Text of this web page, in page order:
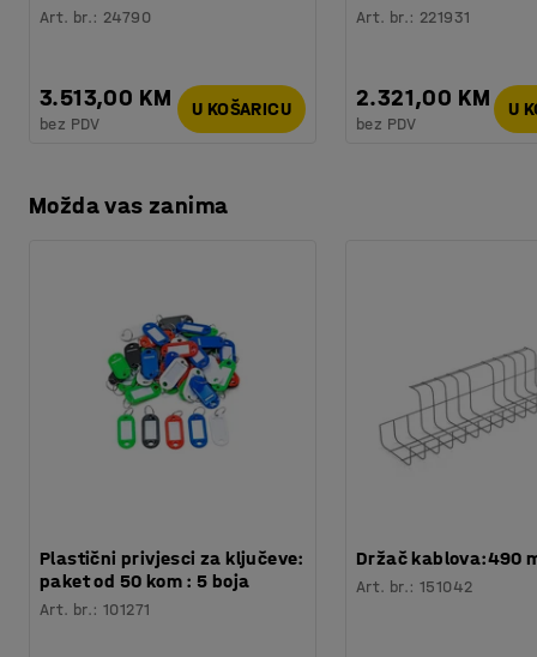
Art. br.: 24790
3.513,00 KM
bez PDV
U KOŠARICU
Art. br.: 221931
2.321,00 KM
bez PDV
U
Možda vas zanima
Plastični privjesci za ključeve:
paket od 50 kom : 5 boja
Art. br.:101271
Držač kablova:490
Art. br.:151042